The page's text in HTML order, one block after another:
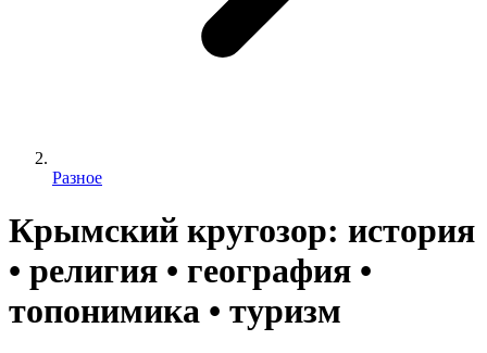
Разное
Крымский кругозор: история
• религия • география •
топонимика • туризм